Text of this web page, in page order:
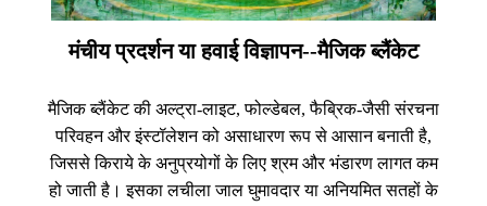
मंचीय प्रदर्शन या हवाई विज्ञापन--मैजिक ब्लैंकेट
मैजिक ब्लैंकेट की अल्ट्रा-लाइट, फोल्डेबल, फैब्रिक-जैसी संरचना
परिवहन और इंस्टॉलेशन को असाधारण रूप से आसान बनाती है,
जिससे किराये के अनुप्रयोगों के लिए श्रम और भंडारण लागत कम
हो जाती है। इसका लचीला जाल घुमावदार या अनियमित सतहों के